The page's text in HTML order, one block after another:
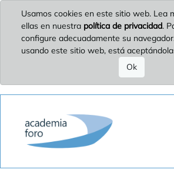
Usamos cookies en este sitio web. Lea
ellas en nuestra política de privacidad.
configure adecuadamente su
usando este sitio web, está
Ok